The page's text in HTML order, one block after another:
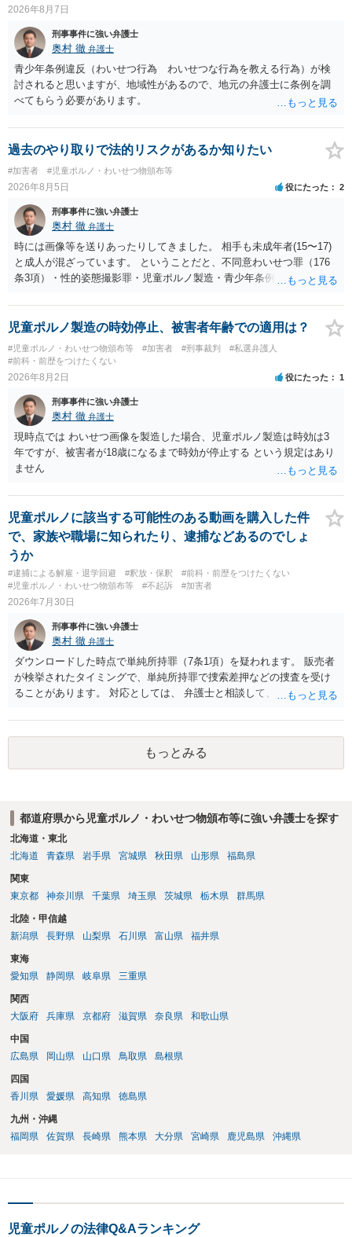
2026年8月7日
刑事事件に強い弁護士
奥村 徹 弁護士
青少年条例違反（わいせつ行為 わいせつな行為を教える行為）が検
討されると思いますが、地域性があるので、地元の弁護士に条例を調
べてもらう必要があります。
過去のやり取りで法的リスクがあるか知りたい
#加害者 #児童ポルノ・わいせつ物頒布等
2026年8月5日 役にたった 2
刑事事件に強い弁護士
奥村 徹 弁護士
時には画像等を送りあったりしてきました。 相手も未成年者(15〜17)
と成人が混ざっています。 ということだと、不同意わいせつ罪（176
条3項）・性的姿態撮影罪・児童ポルノ製造・青少年条例違反（わいせ
で、警察にバレれば、それなりの捜査を受けるでしょう。
児童ポルノ製造の時効停止、被害者年齢での適用は？
#児童ポルノ・わいせつ物頒布等 #加害者 #刑事裁判
#私選弁護人
#前科・前歴をつけたくない
2026年8月2日 役にたった 1
刑事事件に強い弁護士
奥村 徹 弁護士
現時点では わいせつ画像を製造した場合、児童ポルノ製造は時効は3
年ですが、被害者が18歳になるまで時効が停止する という規定はあり
ません
児童ポルノに該当する可能性のある動画を購入した件
で、家族や職場に知られたり、逮捕などあるのでしょ
うか
#逮捕による解雇・退学回避 #釈放・保釈
#前科・前歴をつけたくない
#児童ポルノ・わいせつ物頒布等
#不起訴 #加害者
2026年7月30日
刑事事件に強い弁護士
奥村 徹 弁護士
ダウンロードした時点で単純所持罪（7条1項）を疑われます。 販売者
が検挙されたタイミングで、単純所持罪で捜索差押などの捜査を受け
ることがあります。 対応としては、 弁護士と相談して、 児童ポルノ
談しておく などが考えられます。
もっとみる
都道府県から児童ポルノ・わいせつ物頒布等に強い弁護士を探す
北海道・東北
北海道
青森県 岩手県 宮城県 秋田県 山形県 福島県
関東
東京都
神奈川県 千葉県 埼玉県 茨城県 栃木県 群馬県
北陸・甲信越
新潟県
長野県 山梨県 石川県 富山県 福井県
東海
愛知県
静岡県 岐阜県 三重県
関西
大阪府
兵庫県 京都府 滋賀県 奈良県 和歌山県
中国
広島県
岡山県 山口県 鳥取県 島根県
四国
香川県
愛媛県 高知県 徳島県
九州・沖縄
福岡県
佐賀県 長崎県 熊本県 大分県 宮崎県 鹿児島県 沖縄県
児童ポルノの法律Q&Aランキング